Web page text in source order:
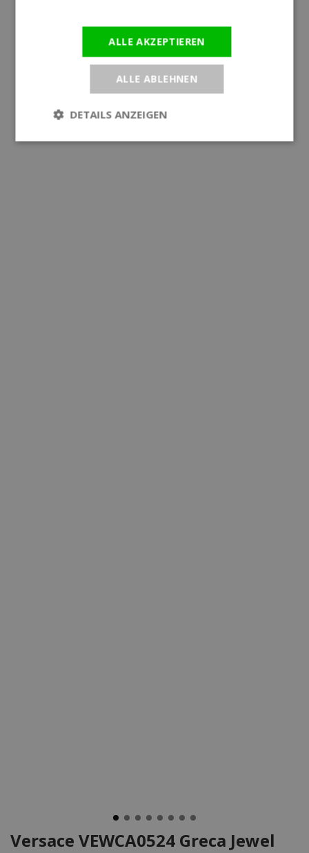
Versace VEWCA0524 Greca Jewel
ALLE AKZEPTIEREN
ALLE ABLEHNEN
DETAILS ANZEIGEN